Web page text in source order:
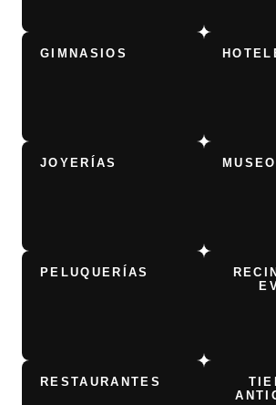
GIMNASIOS
JOYERÍAS
PELUQUERÍAS
RESTAURANTES